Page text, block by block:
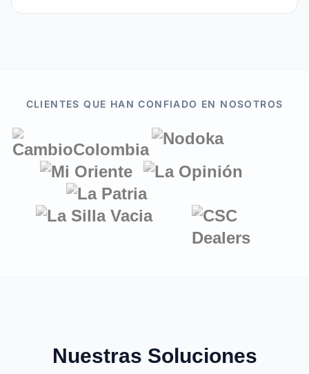
CLIENTES QUE HAN CONFIADO EN NOSOTROS
Nuestras Soluciones